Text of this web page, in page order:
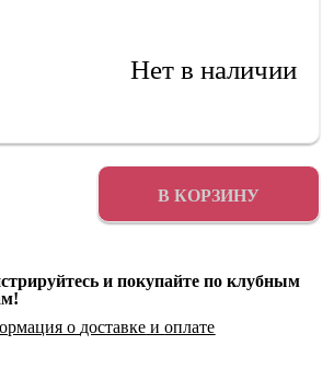
Нет в наличии
В КОРЗИНУ
и покупайте по клубным
о доставке иоплате